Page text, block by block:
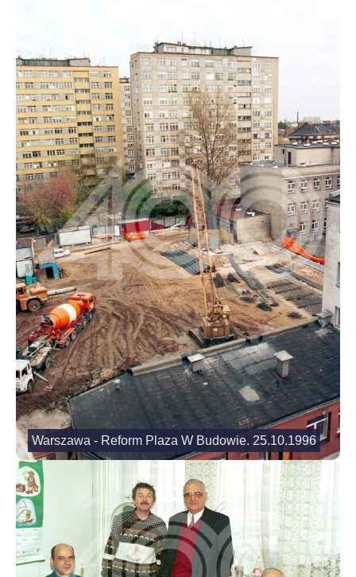
Warszawa - Reform Plaza W Budowie. 25.10.1996